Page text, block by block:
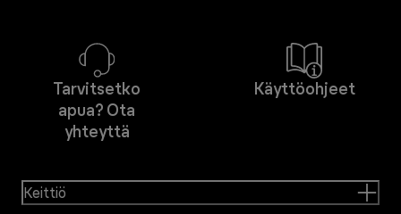
Tarvitsetko
apua? Ota
yhteyttä
Käyttöohjeet
Keittiö